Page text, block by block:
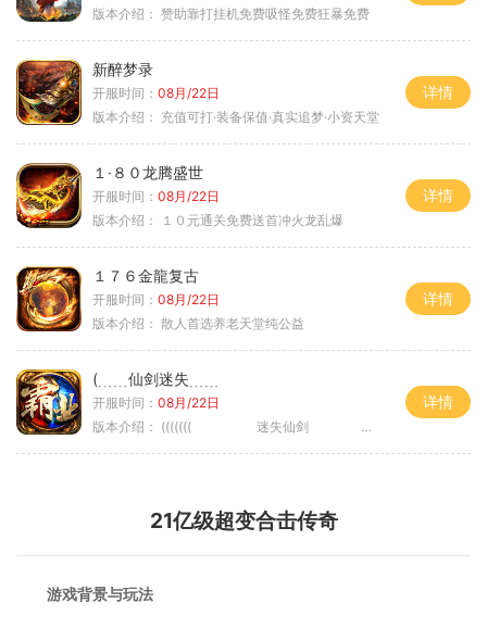
版本介绍： 赞助靠打挂机免费吸怪免费狂暴免费
新醉梦录
开服时间： 08月/22日
版本介绍： 充值可打·装备保值·真实追梦·小资天堂
详情
１·８０龙腾盛世
开服时间： 08月/22日
版本介绍：
１０元通关免费送首冲火龙乱爆
详情
１７６金龍复古
开服时间： 08月/22日
版本介绍： 散人首选养老天堂纯公益
详情
(﹍﹍仙剑迷失﹍﹍
开服时间： 08月/22日
版本介绍： ((((((( 迷失仙剑 )))))
详情
21亿级超变合击传奇
游戏背景与玩法